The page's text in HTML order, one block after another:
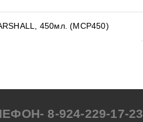
450мл. (MCP450)
8-924-229-17-23